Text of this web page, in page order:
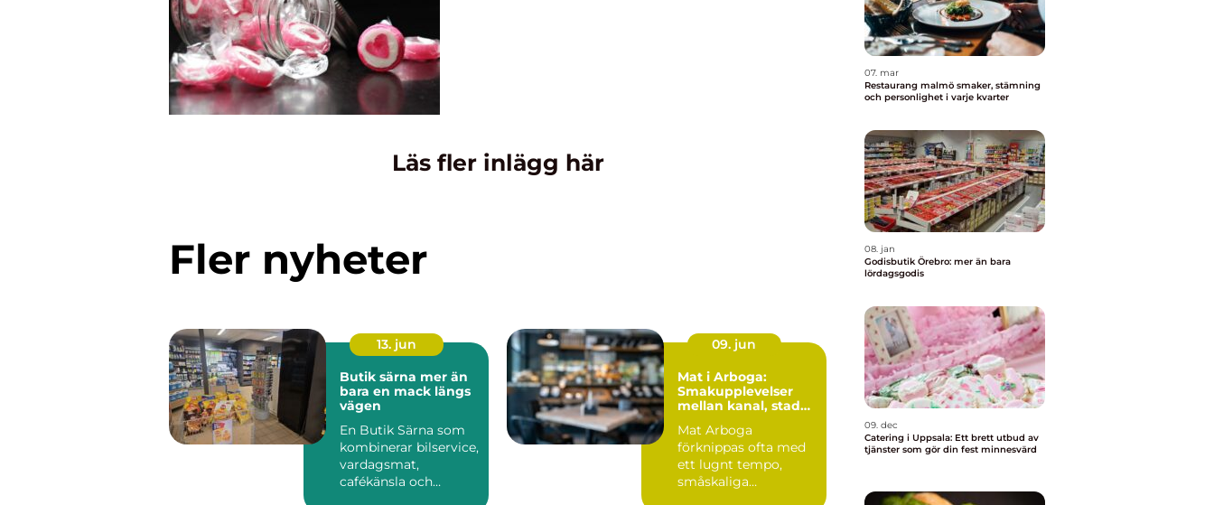
Läs fler inlägg här
Fler nyheter
13. jun
Butik särna mer än
bara en mack längs
vägen
En Butik Särna som
kombinerar bilservice,
vardagsmat,
cafékänsla och
09. jun
Mat i Arboga:
Smakupplevelser
mellan kanal, stad
Mat Arboga
förknippas ofta med
ett lugnt tempo,
småskaliga
07. mar
Restaurang malmö smaker, stämning
och personlighet i varje kvarter
08. jan
Godisbutik Örebro: mer än bara
lördagsgodis
09. dec
Catering i Uppsala: Ett brett utbud av
tjänster som gör din fest minnesvärd